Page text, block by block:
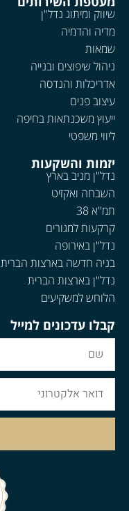
שיווק ומיתוג נדל"ן
מדיה והדמיה
שמאות
ניהול שיפוצים ובנייה
אדריכלות והנדסה
עיצוב פנים
ייעוץ משכנתאות בחיפה
ליווי משפטי
יזמות והשקעות
נדל"ן מניב בארץ
השבחה ואקזיט
תמ"א 38
קרקעות למגורים
נדל"ן באירופה
בניה חדשה בארצות הברית
נדל"ן בארצות הברית
הלוחש למשקיעים
קבלו עדכונים למייל